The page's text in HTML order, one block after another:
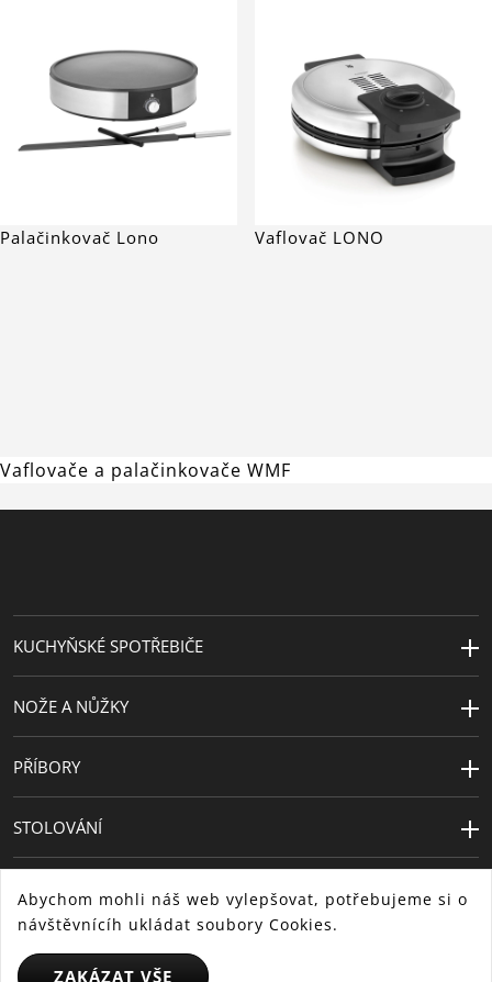
Palačinkovač Lono Vaflovač LONO
Vaflovače a palačinkovače WMF
KUCHYŇSKÉ SPOTŘEBIČE
NOŽE A NŮŽKY
PŘÍBORY
STOLOVÁNÍ
Abychom mohli náš web vylepšovat, potřebujeme si o
návštěvnícíh ukládat soubory Cookies.
ZAKÁZAT VŠE